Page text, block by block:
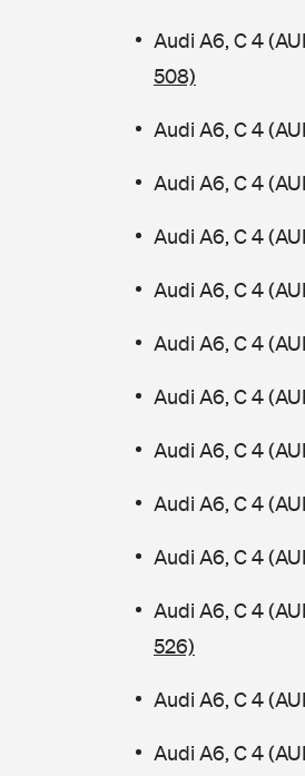
Audi A6, C 4
508)
Audi A6, C 4
Audi A6, C 4
Audi A6, C 4
Audi A6, C 4
Audi A6, C 4
Audi A6, C 4
Audi A6, C 4
Audi A6, C 4
Audi A6, C 4
Audi A6, C 4
526)
Audi A6, C 4
Audi A6, C 4